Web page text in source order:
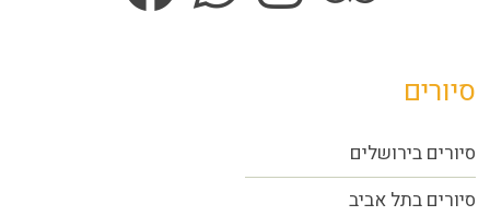
סיורים
סיורים בירושלים
סיורים בתל אביב